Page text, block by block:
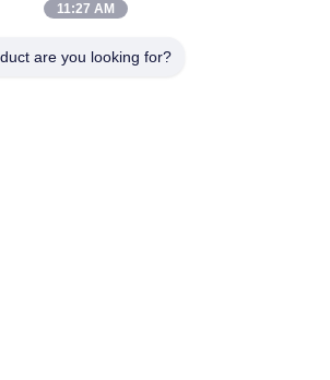
902, rue Xingnan, ville de Nancun,
11:27 AM
are you looking for?